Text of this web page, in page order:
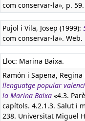
com conservar-la», p.
Pujol i Vila, Josep (1999):
com conservar-la». Web.
Lloc: Marina Baixa.
Ramón i Sapena, Regina
llenguatge popular
la Marina Baixa «4.3.
capítols. 4.2.1.3. Salut i
238. Universitat Miguel